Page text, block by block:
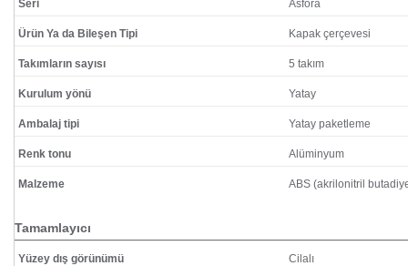
Seri Asfora
Ürün Ya da Bileşen Tipi Kapak çerçevesi
Takımların sayısı 5 takım
Kurulum yönü Yatay
Ambalaj tipi Yatay paketleme
Renk tonu Alüminyum
Malzeme ABS (akrilonitril
Tamamlayıcı
Yüzey dış görünümü Cilalı